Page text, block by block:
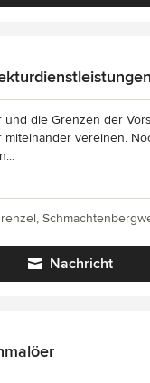
und die Grenzen der
vereinen.
Nachricht